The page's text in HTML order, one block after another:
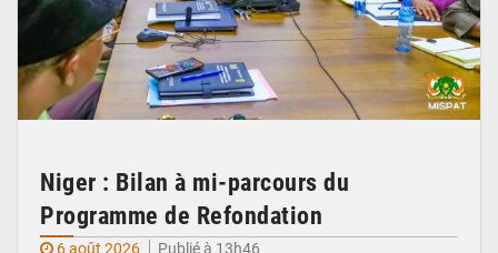
Niger : Bilan à mi-parcours du
Programme de Refondation
6 août 2026 Publié à 13h46